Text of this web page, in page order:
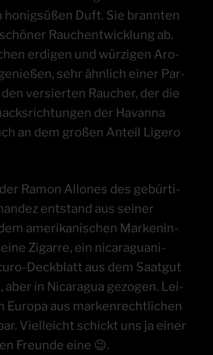
Duft. Sie brann­ten
Rauch­ent­wick­lung ab.
erdi­gen und wür­zi­gen Aro­
sehr ähn­lich einer Par­
ver­sier­ten Rau­cher, der die
der Havan­na
an dem gro­ßen Anteil Lige­ro
Ramon Allo­nes des gebür­ti­
ent­stand aus sei­ner
ame­ri­ka­ni­schen Mar­ken­in­
Zigar­re, ein nica­ra­gua­ni­
Deck­blatt aus dem Saat­gut
aber in Nica­ra­gua gezo­gen. Lei­
Euro­pa aus mar­ken­recht­li­chen
Viel­leicht schickt uns ja einer
Freun­de eine 😉.